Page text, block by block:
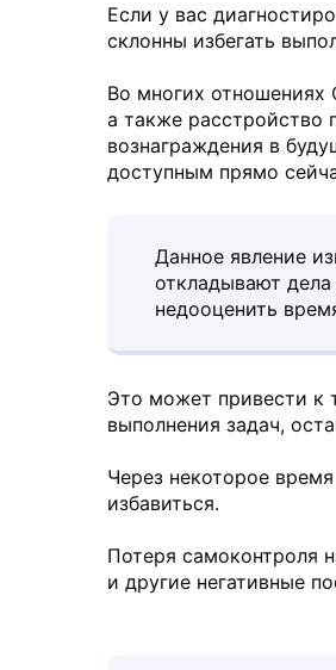
Если у вас
склонны избегать
Во многих отношениях
а также расстройство
вознаграждения в
доступным прямо
Данное явление
откладывают
недооценить
Это может привести к
выполнения задач,
Через некоторое
избавиться.
Потеря самоконтроля
и другие негативные